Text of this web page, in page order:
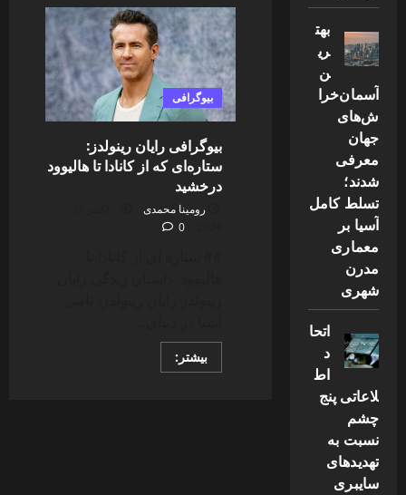
متین
عزیزپور؛
بازیگر
نقش
عیسی
در
سریال
خواب
و
بیوگرافی
بیوگرافی رایان رینولدز:
ستاره‌ای که از کانادا تا هالیوود
درخشید
رومینا محمدی
0
بیشتر:Read
more
بهت
ری
ن
آسمان‌خرا
ش‌های
جهان
معرفی
شدند؛
تسلط کامل
آسیا بر
معماری
مدرن
شهری
اتحا
د
اط
لاعاتی پنج
چشم
نسبت به
تهدیدهای
سایبری